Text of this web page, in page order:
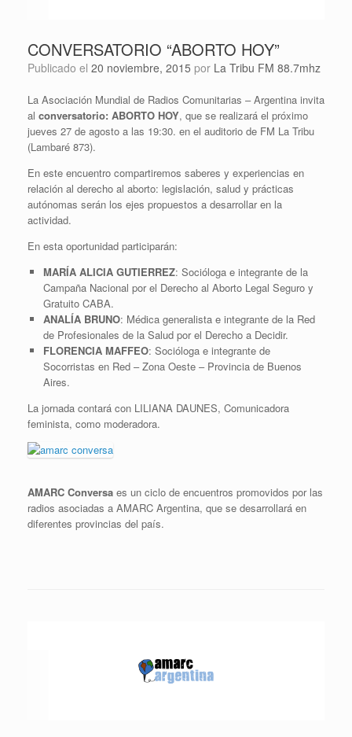
CONVERSATORIO “ABORTO HOY”
Publicado el 20 noviembre, 2015 por La Tribu FM 88.7mhz
La Asociación Mundial de Radios Comunitarias – Argentina invita
al conversatorio: ABORTO HOY, que se realizará el próximo
jueves 27 de agosto a las 19:30. en el auditorio de FM La Tribu
(Lambaré 873).
En este encuentro compartiremos saberes y experiencias en
relación al derecho al aborto: legislación, salud y prácticas
autónomas serán los ejes propuestos a desarrollar en la
actividad.
En esta oportunidad participarán:
MARÍA ALICIA GUTIERREZ: Socióloga e integrante de la
Campaña Nacional por el Derecho al Aborto Legal Seguro y
Gratuito CABA.
ANALÍA BRUNO: Médica generalista e integrante de la Red
de Profesionales de la Salud por el Derecho a Decidir.
FLORENCIA MAFFEO: Socióloga e integrante de
Socorristas en Red – Zona Oeste – Provincia de Buenos
Aires.
La jornada contará con LILIANA DAUNES, Comunicadora
feminista, como moderadora.
AMARC Conversa es un ciclo de encuentros promovidos por las
radios asociadas a AMARC Argentina, que se desarrollará en
diferentes provincias del país.